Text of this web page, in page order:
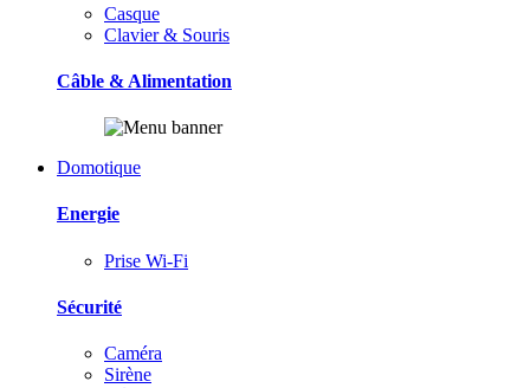
Casque
Clavier & Souris
Câble & Alimentation
Domotique
Energie
Prise Wi-Fi
Sécurité
Caméra
Sirène